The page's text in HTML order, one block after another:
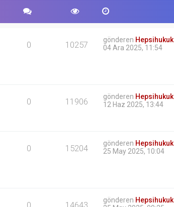
0 10257 gönderen Hepsihukuk
04 Ara 2025, 11:54
0 11906 gönderen Hepsihukuk
12 Haz 2025, 13:44
0 15204 gönderen Hepsihukuk
25 May 2025, 10:04
0 14643 gönderen Hepsihukuk